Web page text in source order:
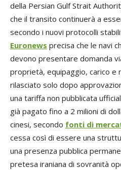
della Persian Gulf Strait
che il transito continuerà a
secondo i nuovi protocolli
Euronews precisa che le navi
devono presentare domanda
proprietà, equipaggio, carico e
rilasciato solo dopo
una tariffa non pubblicata
già pagato fino a 2 milioni di
cinesi, secondo fonti di
cessa così di essere una
una presenza pubblica
pretesa iraniana di sovranità